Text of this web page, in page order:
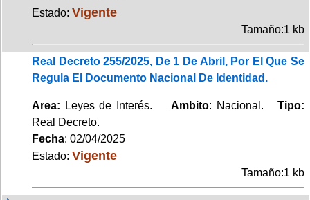
Estado: Vigente
Tamaño:1 kb
Real Decreto 255/2025, De 1 De Abril, Por El Que Se
Regula El Documento Nacional De Identidad.
Area: Leyes de Interés.Ambito: Nacional.Tipo:
Real Decreto.
Fecha: 02/04/2025
Estado: Vigente
Tamaño:1 kb